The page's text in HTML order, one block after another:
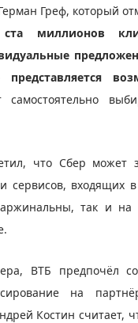
Греф, который
миллионов
самостоятельно
что Сбер может
сервисов, входящих в
так и на
ВТБ предпочёл
на
Костин считает,